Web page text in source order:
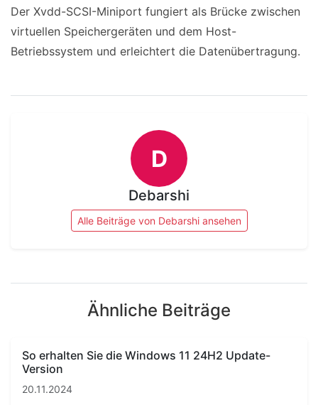
Der Xvdd-SCSI-Miniport fungiert als Brücke zwischen
virtuellen Speichergeräten und dem Host-
Betriebssystem und erleichtert die Datenübertragung.
D
Debarshi
Alle Beiträge von Debarshi ansehen
Ähnliche Beiträge
So erhalten Sie die Windows 11 24H2 Update-
Version
20.11.2024